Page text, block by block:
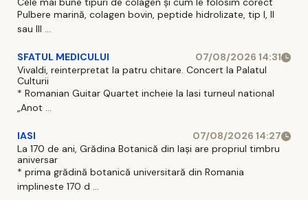
Pulbere marină, colagen bovin, peptide hidrolizate, tip I, II
sau III ...
SFATUL MEDICULUI
07/08/2026 14:31
Vivaldi, reinterpretat la patru chitare. Concert la Palatul
Culturii
* Romanian Guitar Quartet incheie la Iasi turneul national
„Anot ...
IASI
07/08/2026 14:27
La 170 de ani, Grădina Botanică din Iași are propriul timbru
aniversar
* prima grădină botanică universitară din Romania
implineste 170 d ...